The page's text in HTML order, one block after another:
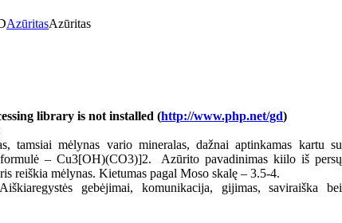
AzūritasAzūritas
library is not installed (http://www.php.net/gd)
tamsiai mėlynas vario mineralas, dažnai aptinkamas kartu su
– Cu3[OH)(CO3)]2. Azūrito pavadinimas kiilo iš persų
reiškia mėlynas. Kietumas pagal Moso skalę – 3.5-4.
gebėjimai, komunikacija, gijimas, saviraiška bei